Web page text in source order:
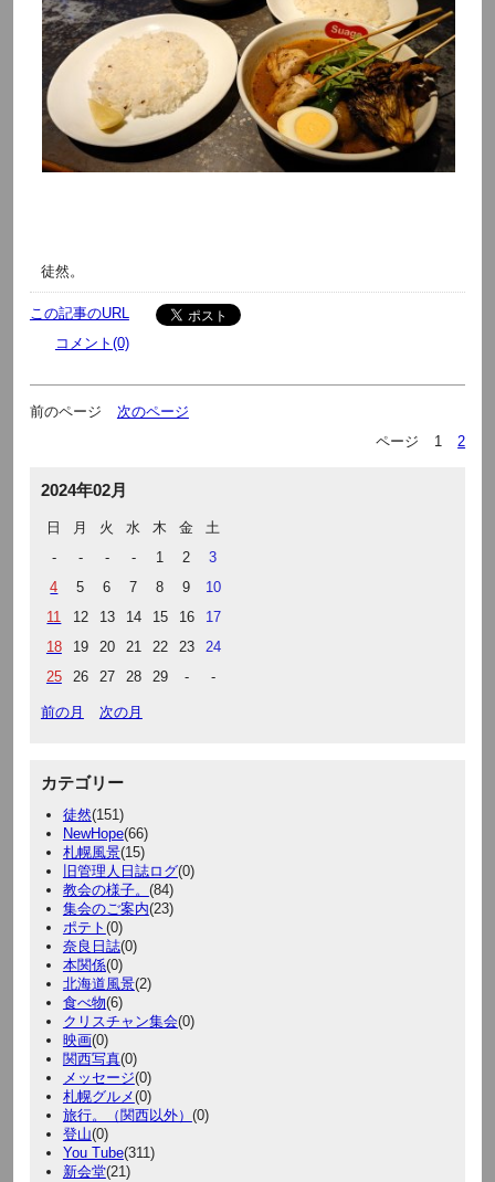
徒然。
この記事のURL
コメント(0)
前のページ
次のページ
ページ
1 2
2024年02月
日 月 火 水 木 金
土
-
- - - 1 2
3
4
5 6 7 8 9
10
11
12 13 14 15 16
17
18
19 20 21 22 23
24
25
26 27 28 29 - -
前の月 次の月
カテゴリー
徒然(151)
NewHope(66)
札幌風景(15)
旧管理人日誌ログ(0)
教会の様子。 (84)
集会のご案内(23)
ポテト (0)
奈良日誌(0)
本関係(0)
北海道風景(2)
食べ物(6)
クリスチャン集会(0)
映画(0)
関西写真(0)
メッセージ(0)
札幌グルメ(0)
旅行。（関西以外） (0)
登山(0)
You Tube(311)
新会堂(21)